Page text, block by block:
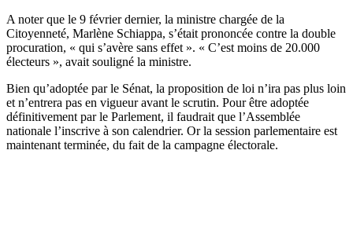
A noter que le 9 février dernier, la ministre chargée de la
Citoyenneté, Marlène Schiappa, s’était prononcée contre la double
procuration, « qui s’avère sans effet ». « C’est moins de 20.000
électeurs », avait souligné la ministre.
Bien qu’adoptée par le Sénat, la proposition de loi n’ira pas plus loin
et n’entrera pas en vigueur avant le scrutin. Pour être adoptée
définitivement par le Parlement, il faudrait que l’Assemblée
nationale l’inscrive à son calendrier. Or la session parlementaire est
maintenant terminée, du fait de la campagne électorale.